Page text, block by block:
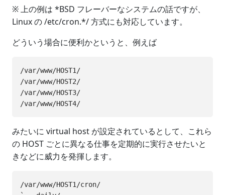
※ 上の例は *BSD フレーバーなシステムの話ですが、
Linux の /etc/cron.*/ 方式にも対応しています。
どういう場合に便利かというと、例えば
/var/www/HOST1/
/var/www/HOST2/
/var/www/HOST3/
みたいに virtual host が設定されているとして、これら
の HOST ごとに異なる仕事を定期的に実行させたいと
きなどに威力を発揮します。
/var/www/HOST1/cron/